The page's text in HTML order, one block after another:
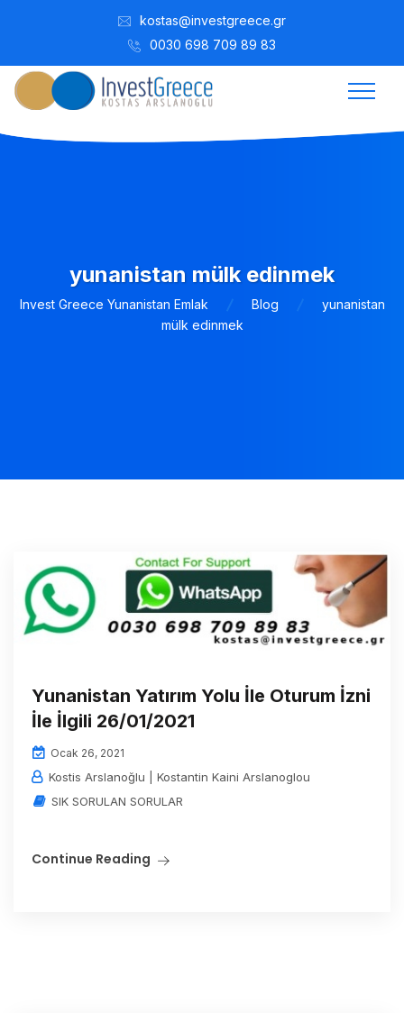
kostas@investgreece.gr
0030 698 709 89 83
yunanistan mülk edinmek
Invest Greece Yunanistan Emlak Blog
yunanistan
mülk edinmek
Yunanistan Yatırım Yolu İle Oturum İzni
İle İlgili 26/01/2021
Ocak 26, 2021
Kostis Arslanoğlu | Kostantin Kaini Arslanoglou
SIK SORULAN SORULAR
Continue Reading